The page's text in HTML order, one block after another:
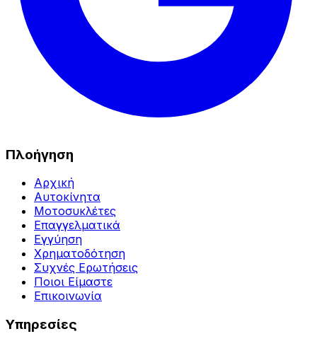
Πλοήγηση
Αρχική
Αυτοκίνητα
Μοτοσυκλέτες
Επαγγελματικά
Εγγύηση
Χρηματοδότηση
Συχνές Ερωτήσεις
Ποιοι Είμαστε
Επικοινωνία
Υπηρεσίες